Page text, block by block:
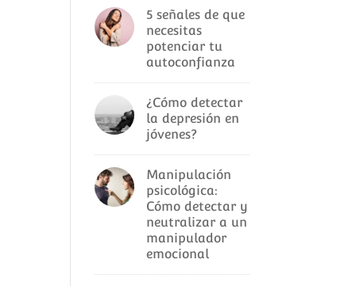
5 señales de que
necesitas
potenciar tu
autoconfianza
¿Cómo detectar
la depresión en
jóvenes?
Manipulación
psicológica:
Cómo detectar y
neutralizar a un
manipulador
emocional